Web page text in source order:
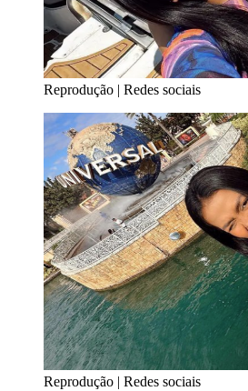
Reprodução | Redes sociais
Reprodução | Redes sociais